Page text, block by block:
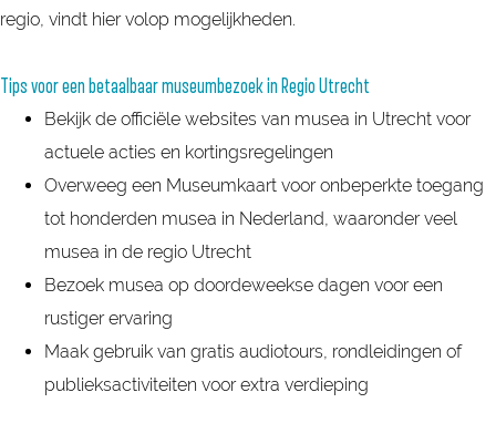
regio, vindt hier volop mogelijkheden.
Tips voor een betaalbaar museumbezoek in Regio Utrecht
Bekijk de officiële websites van musea in Utrecht voor
actuele acties en kortingsregelingen
Overweeg een Museumkaart voor onbeperkte toegang
tot honderden musea in Nederland, waaronder veel
musea in de regio Utrecht
Bezoek musea op doordeweekse dagen voor een
rustiger ervaring
Maak gebruik van gratis audiotours, rondleidingen of
publieksactiviteiten voor extra verdieping